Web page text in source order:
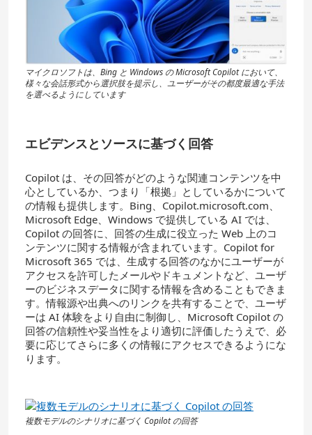
マイクロソフトは、Bing と Windows の Microsoft Copilot において、
様々な会話形式から選択肢を提示し、ユーザーがその都度最適な手法
を選べるようにしています
エビデンスとソースに基づく回答
Copilot は、その回答がどのような関連コンテンツを中
心としているか、つまり「根拠」としているかについて
の情報も提供します。Bing、Copilot.microsoft.com、
Microsoft Edge、Windows で提供している AI では、
Copilot の回答に、回答の生成に役立った Web 上のコ
ンテンツに関する情報が含まれています。Copilot for
Microsoft 365 では、生成する回答のなかにユーザーが
アクセスを許可したメールやドキュメントなど、ユーザ
ーのビジネスデータに関する情報を含めることもできま
す。情報源や出典へのリンクを共有することで、ユーザ
ーは AI 体験をより自由に制御し、Microsoft Copilot の
回答の信頼性や妥当性をより適切に評価したうえで、必
要に応じてさらに多くの情報にアクセスできるようにな
ります。
複数モデルのシナリオに基づく Copilot の回答